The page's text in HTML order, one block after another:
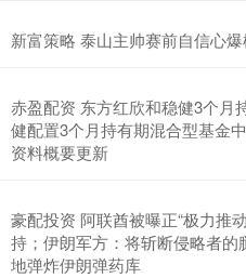
新富策略 泰山主帅赛前自信心
赤盈配资 东方红欣和稳健3个月
健配置3个月持有期混合型基金
资料概要更新
豪配投资 阿联酋被曝正“极力推
持；伊朗军方：将斩断侵略者
地弹炸伊朗弹药库